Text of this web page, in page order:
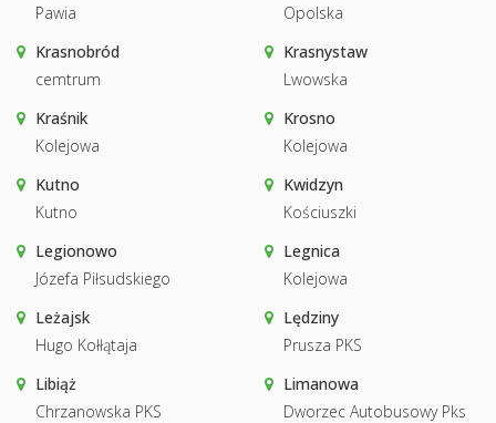
Pawia
Opolska
Krasnobród
cemtrum
Krasnystaw
Lwowska
Kraśnik
Kolejowa
Krosno
Kolejowa
Kutno
Kutno
Kwidzyn
Kościuszki
Legionowo
Józefa Piłsudskiego
Legnica
Kolejowa
Leżajsk
Hugo Kołłątaja
Lędziny
Prusza PKS
Libiąż
Chrzanowska PKS
Limanowa
Dworzec Autobusowy Pks